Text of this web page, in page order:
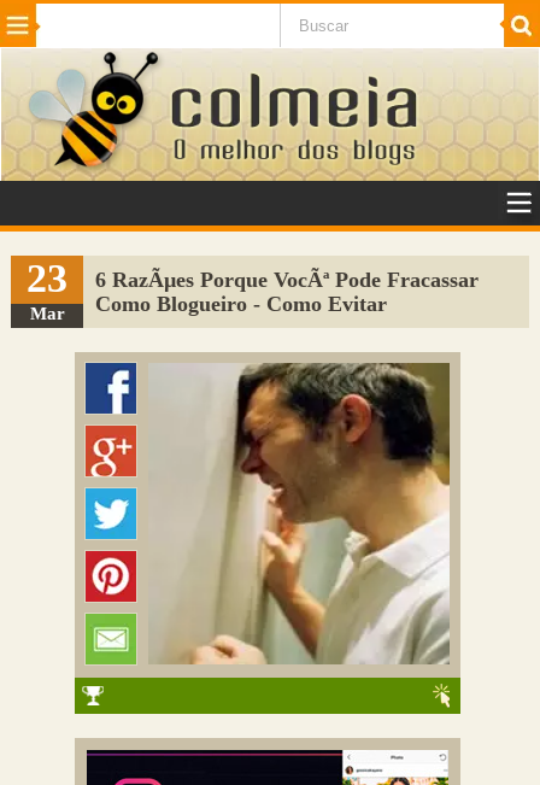
Beleza Cinema e TV
Internet Jogos NotÃ­cias SaÃºde
VeÃ­culos Adulto
Sugerir Link
Adicionar Blog
Colmeia Exchange
23
Mar
6 RazÃµes Porque VocÃª Pode Fracassar
Como Blogueiro - Como Evitar